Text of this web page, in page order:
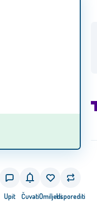
Upit ČuvatiOmiljeniUsporediti